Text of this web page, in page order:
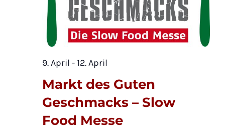
9. April -12. April
Markt des Guten
Geschmacks – Slow
Food Messe